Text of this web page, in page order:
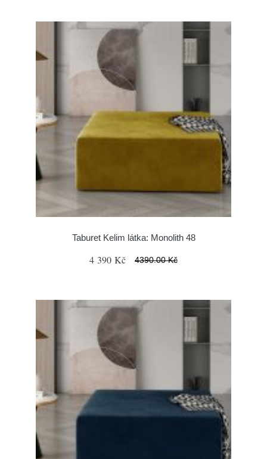
Taburet Kelim látka: Monolith 48
4 390 Kč 4390.00 Kč